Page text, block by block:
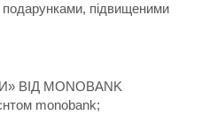
підвищеними
ВІД MONOBANK
monobank;